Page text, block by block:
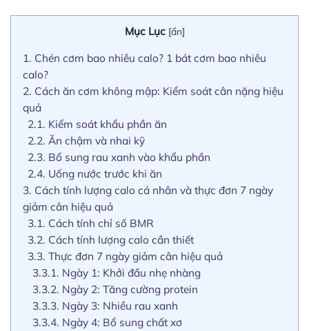
Mục Lục [ẩn]
1. Chén cơm bao nhiêu calo? 1 bát cơm bao nhiêu
calo?
2. Cách ăn cơm không mập: Kiểm soát cân nặng hiệu
quả
2.1. Kiểm soát khẩu phần ăn
2.2. Ăn chậm và nhai kỹ
2.3. Bổ sung rau xanh vào khẩu phần
2.4. Uống nước trước khi ăn
3. Cách tính lượng calo cá nhân và thực đơn 7 ngày
giảm cân hiệu quả
3.1. Cách tính chỉ số BMR
3.2. Cách tính lượng calo cần thiết
3.3. Thực đơn 7 ngày giảm cân hiệu quả
3.3.1. Ngày 1: Khởi đầu nhẹ nhàng
3.3.2. Ngày 2: Tăng cường protein
3.3.3. Ngày 3: Nhiều rau xanh
3.3.4. Ngày 4: Bổ sung chất xơ